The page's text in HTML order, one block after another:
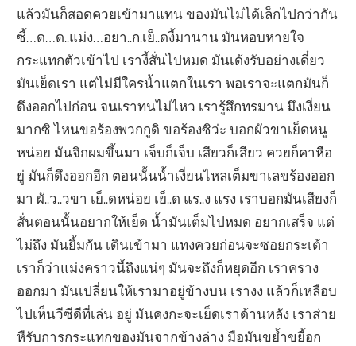
แล้วมันก็สอดควยเข้ามาแทน ของมันไม่ได้เล็กไปกว่ากัน
ซี้…ด…ด..แม่ง…อยา..ก.เย็..ดงี้มานาน มันหอบหายใจ
กระแทกตัวเข้าไป เรางี้สั่นไปหมด มันเด้งรับอย่างเดี๋ยว
มันเย็ดเรา แต่ไม่มีใครน้ำแตกในเรา พอเราจะแตกมันก็
ดึงออกไปก่อน จนเราทนไม่ไหว เรารู้สึกทรมาน มึงเงี่ยน
มากซิ ไหนขอร้องพวกกูดิ ขอร้องซิว่ะ บอกผัวขาเย็ดหนู
หน่อย มันจิกผมขึ้นมา เจ็บก็เจ็บ เสียวก็เสียว ควยก็คาหือ
ยู่ มันก็ดึงออกอีก ตอนนั้นน้ำเงี่ยนไหลเต็มขาเลขร้องออก
มา ผั..ว..วขา เย็..ดหน่อย เย็..ด แร..ง แรง เราบอกมันเสียงก็
สั่นตอนนั้นอยากให้เย็ด น้ำมันเต็มไปหมด อยากเสร็จ แต่
ไม่ถึง มันยิ้มกัน เดินเข้ามา แทงควยก่อนจะซอยกระเต้า
เราก็ว่าแม่งคราวนี้ถึงแน่ๆ มันจะถึงก็หยุดอีก เราคราง
ออกมา มันเปลี่ยนให้เรามาอยู่ข้างบน เรางง แล้วก็เหลือบ
ไปเห็นวีซีดีที่เล่น อยู่ มันคงกะจะเย็ดเราด้านหลัง เราส่าย
หืรับการกระแทกของมันจากข้างล่าง มือมันขย้ำขยี้อก